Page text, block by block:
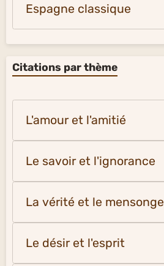
Espagne classique
Citations par thème
L'amour et l'amitié
Le savoir et l'ignorance
La vérité et le mensonge
Le désir et l'esprit